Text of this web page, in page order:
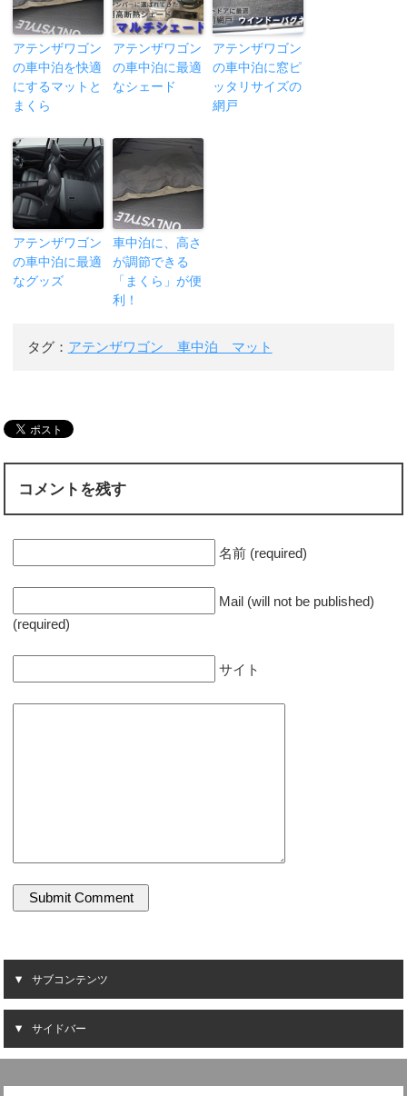
アテンザワゴン
の車中泊を快適
にするマットと
まくら
アテンザワゴン
の車中泊に最適
なシェード
アテンザワゴン
の車中泊に窓ピ
ッタリサイズの
網戸
アテンザワゴン
の車中泊に最適
なグッズ
車中泊に、高さ
が調節できる
「まくら」が便
利！
タグ： アテンザワゴン 車中泊 マット
コメントを残す
名前 (required)
Mail (will not be published)
(required)
サイト
サブコンテンツ
サイドバー